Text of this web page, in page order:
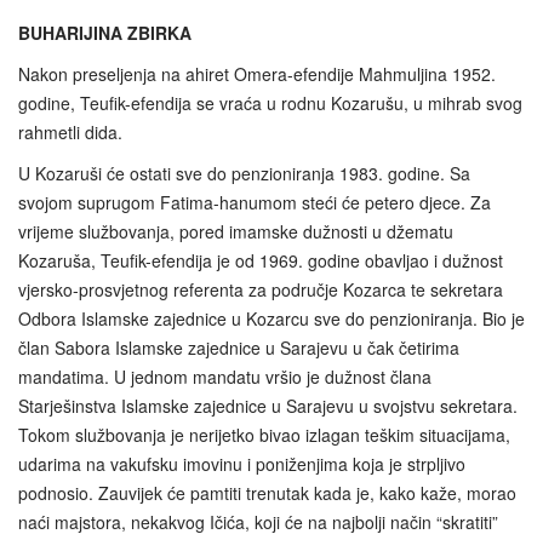
BUHARIJINA ZBIRKA
Nakon preseljenja na ahiret Omera-efendije Mahmuljina 1952.
godine, Teufik-efendija se vraća u rodnu Kozarušu, u mihrab svog
rahmetli dida.
U Kozaruši će ostati sve do penzioniranja 1983. godine. Sa
svojom suprugom Fatima-hanumom steći će petero djece. Za
vrijeme službovanja, pored imamske dužnosti u džematu
Kozaruša, Teufik-efendija je od 1969. godine obavljao i dužnost
vjersko-prosvjetnog referenta za područje Kozarca te sekretara
Odbora Islamske zajednice u Kozarcu sve do penzioniranja. Bio je
član Sabora Islamske zajednice u Sarajevu u čak četirima
mandatima. U jednom mandatu vršio je dužnost člana
Starješinstva Islamske zajednice u Sarajevu u svojstvu sekretara.
Tokom službovanja je nerijetko bivao izlagan teškim situacijama,
udarima na vakufsku imovinu i poniženjima koja je strpljivo
podnosio. Zauvijek će pamtiti trenutak kada je, kako kaže, morao
naći majstora, nekakvog Ičića, koji će na najbolji način “skratiti”